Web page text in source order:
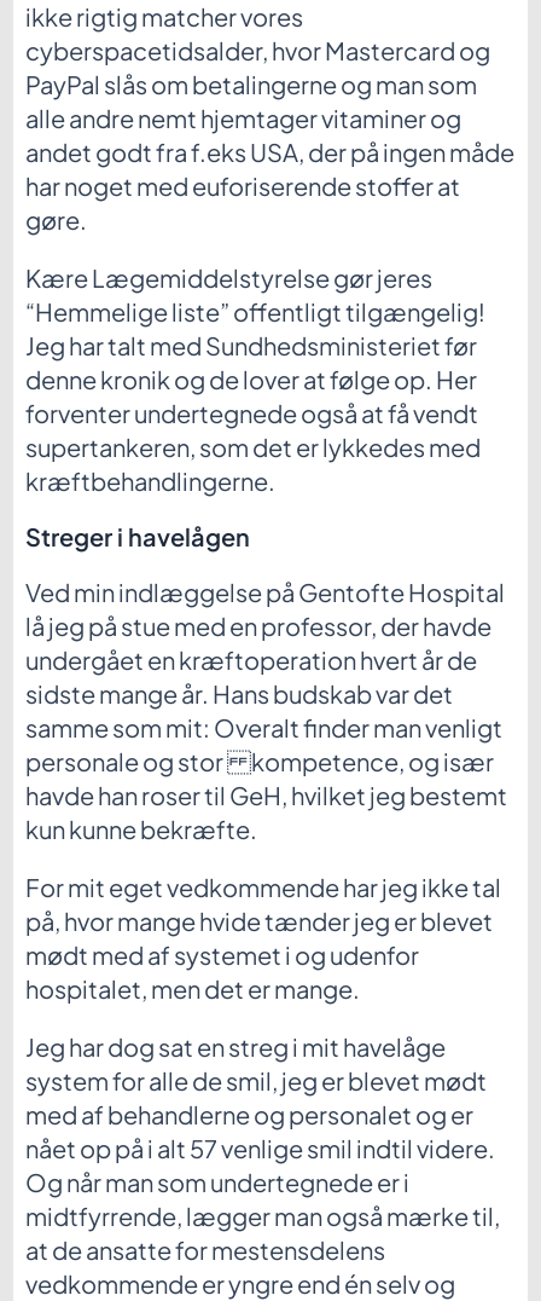
ikke rigtig matcher vores
cyberspacetidsalder, hvor Mastercard og
PayPal slås om betalingerne og man som
alle andre nemt hjemtager vitaminer og
andet godt fra f.eks USA, der på ingen måde
har noget med euforiserende stoffer at
gøre.
Kære Lægemiddelstyrelse gør jeres
“Hemmelige liste” offentligt tilgængelig!
Jeg har talt med Sundhedsministeriet før
denne kronik og de lover at følge op. Her
forventer undertegnede også at få vendt
supertankeren, som det er lykkedes med
kræftbehandlingerne.
Streger i havelågen
Ved min indlæggelse på Gentofte Hospital
lå jeg på stue med en professor, der havde
undergået en kræftoperation hvert år de
sidste mange år. Hans budskab var det
samme som mit: Overalt finder man venligt
personale og stor kompetence, og især
havde han roser til GeH, hvilket jeg bestemt
kun kunne bekræfte.
For mit eget vedkommende har jeg ikke tal
på, hvor mange hvide tænder jeg er blevet
mødt med af systemet i og udenfor
hospitalet, men det er mange.
Jeg har dog sat en streg i mit havelåge
system for alle de smil, jeg er blevet mødt
med af behandlerne og personalet og er
nået op på i alt 57 venlige smil indtil videre.
Og når man som undertegnede er i
midtfyrrende, lægger man også mærke til,
at de ansatte for mestensdelens
vedkommende er yngre end én selv og